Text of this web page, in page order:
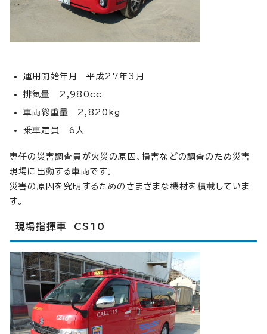
運用開始年月 平成27年3月
排気量 2,980cc
車両総重量 2,820kg
乗車定員 6人
専任の災害調査員が火災の原因、損害などの調査のため災害
現場に出動する車両です。
災害の原因を究明するためのさまざまな機材を積載していま
す。
現場指揮車 CS10